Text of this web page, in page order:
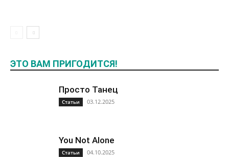
ЭТО ВАМ ПРИГОДИТСЯ!
Просто Танец
Статьи 03.12.2025
You Not Alone
Статьи 04.10.2025